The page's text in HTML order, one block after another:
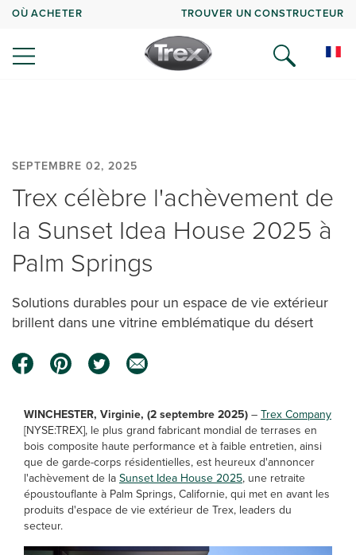
OÙ ACHETER TROUVER UN CONSTRUCTEUR
SEPTEMBRE 02, 2025
Trex célèbre l'achèvement de
la Sunset Idea House 2025 à
Palm Springs
Solutions durables pour un espace de vie extérieur
brillent dans une vitrine emblématique du désert
WINCHESTER, Virginie, (2 septembre 2025)–Trex Company
[NYSE:TREX], le plus grand fabricant mondial de terrases en
bois composite haute performance et à faible entretien, ainsi
que de garde-corps résidentielles, est heureux d'annoncer
l'achèvement de laSunset Idea House 2025, une retraite
époustouflante à Palm Springs, Californie, qui met en avant les
produits d'espace de vie extérieur de Trex, leaders du
secteur.